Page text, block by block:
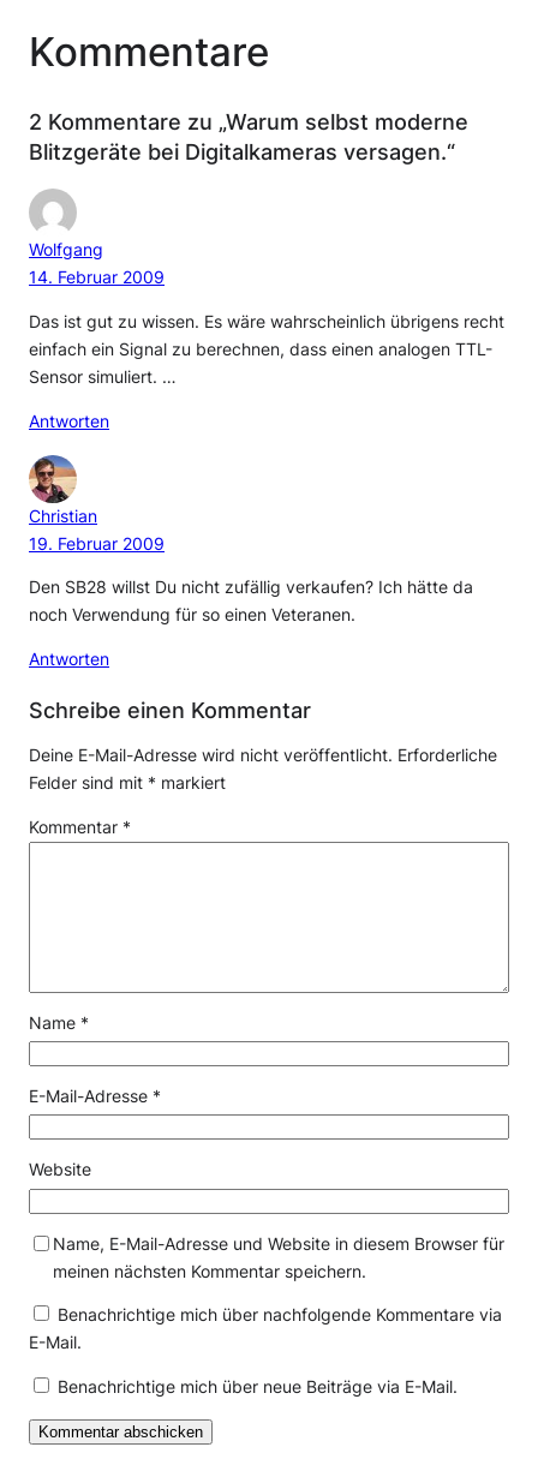
Kommentare
2 Kommentare zu „Warum selbst moderne
Blitzgeräte bei Digitalkameras versagen.“
Wolfgang
14. Februar 2009
Das ist gut zu wissen. Es wäre wahrscheinlich übrigens recht
einfach ein Signal zu berechnen, dass einen analogen TTL-
Sensor simuliert. …
Antworten
Christian
19. Februar 2009
Den SB28 willst Du nicht zufällig verkaufen? Ich hätte da
noch Verwendung für so einen Veteranen.
Antworten
Schreibe einen Kommentar
Deine E-Mail-Adresse wird nicht veröffentlicht. Erforderliche
Felder sind mit * markiert
Kommentar *
Name *
E-Mail-Adresse *
Website
Name, E-Mail-Adresse und Website in diesem Browser für
meinen nächsten Kommentar speichern.
Benachrichtige mich über nachfolgende Kommentare via
E-Mail.
Benachrichtige mich über neue Beiträge via E-Mail.